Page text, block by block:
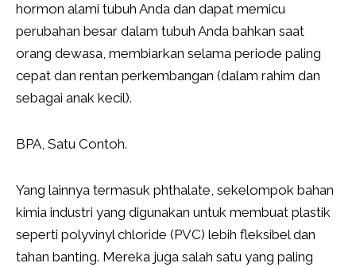
hormon alami tubuh Anda dan dapat memicu
perubahan besar dalam tubuh Anda bahkan saat
orang dewasa, membiarkan selama periode paling
cepat dan rentan perkembangan (dalam rahim dan
sebagai anak kecil).
BPA, Satu Contoh.
Yang lainnya termasuk phthalate, sekelompok bahan
kimia industri yang digunakan untuk membuat plastik
seperti polyvinyl chloride (PVC) lebih fleksibel dan
tahan banting. Mereka juga salah satu yang paling